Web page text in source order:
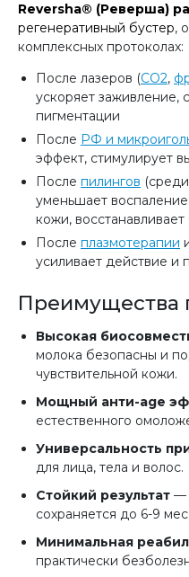
Reversha® (Реверша)
регенеративный бустер,
комплексных протоколах:
После лазеров (СО2,
ускоряет заживление,
пигментации
После РФ и
эффект, стимулирует
После пилингов
уменьшает
кожи,
После плазмотерапии
усиливает действие и
Преимущества
Высокая
молока безопасны и
чувствительной кожи.
Мощный анти-age
естественного
Универсальность
для лица, тела и волос.
Стойкий результат —
сохраняется до 6-9
Минимальная
практически